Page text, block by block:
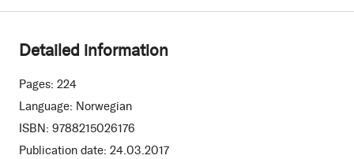
Detailed information
Pages: 224
Language: Norwegian
ISBN: 9788215026176
Publication date: 24.03.2017